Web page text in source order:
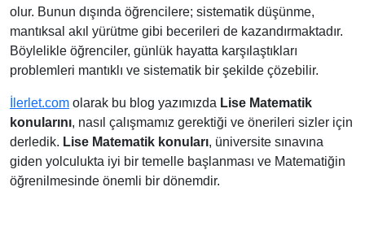
olur. Bunun dışında öğrencilere; sistematik düşünme,
mantıksal akıl yürütme gibi becerileri de kazandırmaktadır.
Böylelikle öğrenciler, günlük hayatta karşılaştıkları
problemleri mantıklı ve sistematik bir şekilde çözebilir.
İlerlet.com olarak bu blog yazımızda Lise Matematik
konularını, nasıl çalışmamız gerektiği ve önerileri sizler için
derledik. Lise Matematik konuları, üniversite sınavına
giden yolculukta iyi bir temelle başlanması ve Matematiğin
öğrenilmesinde önemli bir dönemdir.